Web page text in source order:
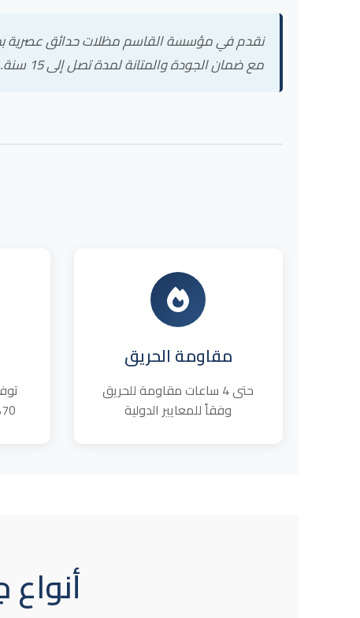
نقدم في مؤسسة القاسم مظلات حدائق عصرية
مع ضمان الجودة والمتانة لمدة تصل إلى 15 سنة. نقدم خدمات شاملة تشمل التصميم والتصنيع والتركيب والصيانة الدورية.
مقاومة الحريق
حتى 4 ساعات مقاومة للحريق
وفقاً للمعايير الدولية
70% وتقليل فواتير الكهرباء